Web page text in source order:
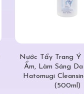
Nước Tẩy Trang Ý
Ẩm, Làm Sáng Da
Hatomugi
(500ml)